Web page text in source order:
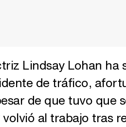
Lindsay Lohan ha
de tráfico,
de que tuvo que
al trabajo tras